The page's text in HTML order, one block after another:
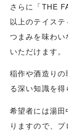
さらに「THE
以上のテイス
つまみを味わ
いただけます。
稲作や酒造り
る深い知識を得
希望者には湯
りますので、